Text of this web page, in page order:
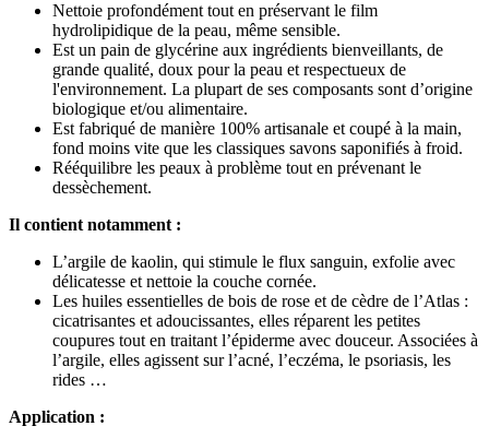
Nettoie profondément tout en préservant le film
hydrolipidique de la peau, même sensible.
Est un pain de glycérine aux ingrédients bienveillants, de
grande qualité, doux pour la peau et respectueux de
l'environnement. La plupart de ses composants sont d’origine
biologique et/ou alimentaire.
Est fabriqué de manière 100% artisanale et coupé à la main,
fond moins vite que les classiques savons saponifiés à froid.
Rééquilibre les peaux à problème tout en prévenant le
dessèchement.
Il contient notamment :
L’argile de kaolin, qui stimule le flux sanguin, exfolie avec
délicatesse et nettoie la couche cornée.
Les huiles essentielles de bois de rose et de cèdre de l’Atlas :
cicatrisantes et adoucissantes, elles réparent les petites
coupures tout en traitant l’épiderme avec douceur. Associées à
l’argile, elles agissent sur l’acné, l’eczéma, le psoriasis, les
rides …
Application :